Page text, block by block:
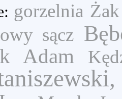
gorzelnia
sącz
Adam